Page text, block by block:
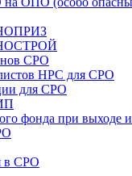
СРО
НРС для СРО
для СРО
фонда при выходе
в СРО